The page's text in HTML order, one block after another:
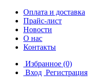
Оплата и доставка
Прайс-лист
Новости
О нас
Контакты
Избранное (0)
Вход Регистрация